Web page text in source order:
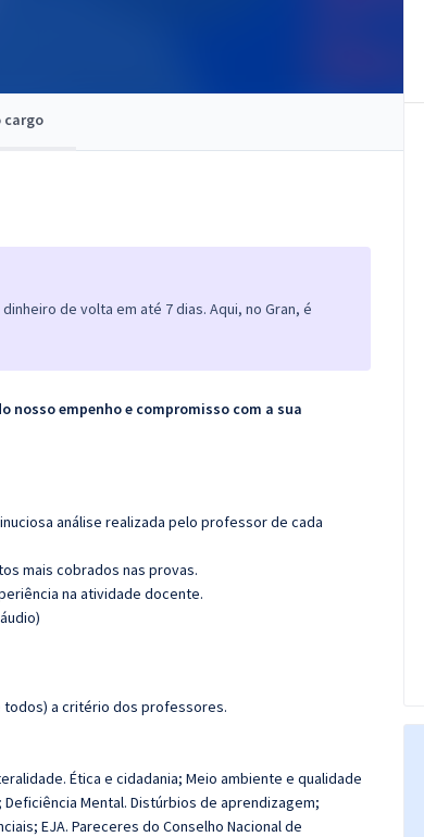
cargo
de volta em até 7 dias. Aqui, no Gran, é
nosso empenho e compromisso com a sua
análise realizada pelo professor de cada
mais cobrados nas provas.
na atividade docente.
todos) a critério dos professores.
Ética e cidadania; Meio ambiente e qualidade
Mental. Distúrbios de aprendizagem;
EJA. Pareceres do Conselho Nacional de